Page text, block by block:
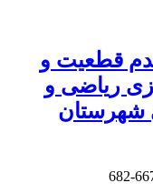
قطعیت و
ریاضی و
شهرستان
667-